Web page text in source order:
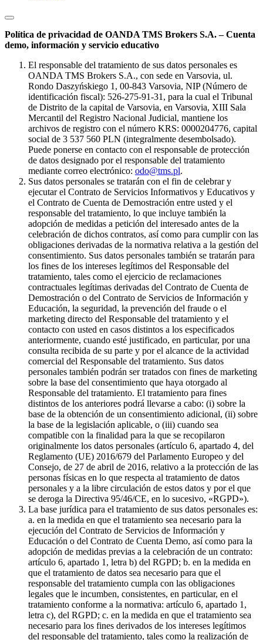
Política de privacidad de OANDA TMS Brokers S.A. – Cuenta
demo, información y servicio educativo
El responsable del tratamiento de sus datos personales es
OANDA TMS Brokers S.A., con sede en Varsovia, ul.
Rondo Daszyńskiego 1, 00-843 Varsovia, NIP (Número de
identificación fiscal): 526-275-91-31, para la cual el Tribunal
de Distrito de la capital de Varsovia, en Varsovia, XIII Sala
Mercantil del Registro Nacional Judicial, mantiene los
archivos de registro con el número KRS: 0000204776, capital
social de 3 537 560 PLN (integralmente desembolsado).
Puede ponerse en contacto con el responsable de protección
de datos designado por el responsable del tratamiento
mediante correo electrónico: odo@tms.pl.
Sus datos personales se tratarán con el fin de celebrar y
ejecutar el Contrato de Servicios Informativos y Educativos y
el Contrato de Cuenta de Demostración entre usted y el
responsable del tratamiento, lo que incluye también la
adopción de medidas a petición del interesado antes de la
celebración de dichos contratos, así como para cumplir con las
obligaciones derivadas de la normativa relativa a la gestión del
consentimiento. Sus datos personales también se tratarán para
los fines de los intereses legítimos del Responsable del
tratamiento, tales como el ejercicio de reclamaciones
contractuales legítimas derivadas del Contrato de Cuenta de
Demostración o del Contrato de Servicios de Información y
Educación, la seguridad, la prevención del fraude o el
marketing directo del Responsable del tratamiento y el
contacto con usted en casos distintos a los especificados
anteriormente, cuando esté justificado, en particular, por una
consulta recibida de su parte y por el alcance de la actividad
comercial del Responsable del tratamiento. Sus datos
personales también podrán ser tratados con fines de marketing
sobre la base del consentimiento que haya otorgado al
Responsable del tratamiento. El tratamiento para fines
distintos de los anteriores podrá llevarse a cabo: (i) sobre la
base de la obtención de un consentimiento adicional, (ii) sobre
la base de la legislación aplicable, o (iii) cuando sea
compatible con la finalidad para la que se recopilaron
originalmente los datos personales (artículo 6, apartado 4, del
Reglamento (UE) 2016/679 del Parlamento Europeo y del
Consejo, de 27 de abril de 2016, relativo a la protección de las
personas físicas en lo que respecta al tratamiento de datos
personales y a la libre circulación de estos datos y por el que
se deroga la Directiva 95/46/CE, en lo sucesivo, «RGPD»).
La base jurídica para el tratamiento de sus datos personales es:
a. en la medida en que el tratamiento sea necesario para la
ejecución del Contrato de Servicios de Información y
Educación o del Contrato de Cuenta Demo, así como para la
adopción de medidas previas a la celebración de un contrato:
artículo 6, apartado 1, letra b) del RGPD; b. en la medida en
que el tratamiento de datos sea necesario para que el
responsable del tratamiento cumpla con las obligaciones
legales que le incumben, consistentes, en particular, en el
tratamiento conforme a la normativa: artículo 6, apartado 1,
letra c), del RGPD; c. en la medida en que el tratamiento sea
necesario para los fines derivados de los intereses legítimos
del responsable del tratamiento, tales como la realización de